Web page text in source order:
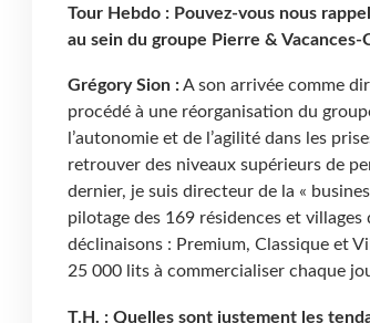
Tour Hebdo : Pouvez-vous nous
au sein du groupe Pierre & Vacances-
Grégory Sion :A son arrivée comme
procédé à une réorganisation du
l’autonomie et de l’agilité dans les
retrouver des niveaux supérieurs de
dernier, je suis directeur de la «
pilotage des 169 résidences et
déclinaisons : Premium, Classique et
25 000 lits à commercialiser chaque
T.H. : Quelles sont justement les